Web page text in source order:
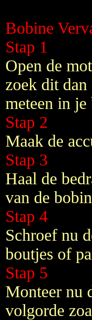
Bobine
Stap 1
Open de
zoek dit
meteen in
Stap 2
Maak de
Stap 3
Haal de
van de
Stap 4
Schroef nu
boutjes of
Stap 5
Monteer nu
volgorde